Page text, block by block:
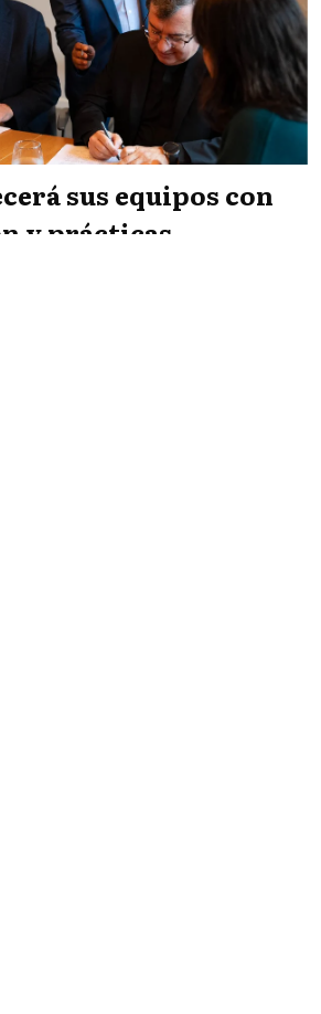
sus equipos con
y prácticas